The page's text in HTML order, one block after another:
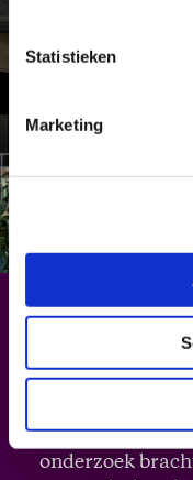
Statistieken
Marketing
Jeroen
proefschrift
onderzoek